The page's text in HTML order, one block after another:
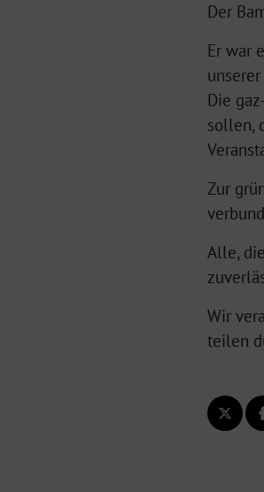
Der
Er war
Die
sollen,
Zur
Alle,
Wir
teilen